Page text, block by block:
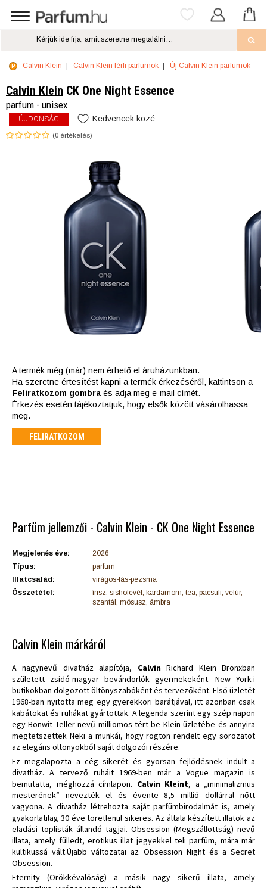
Calvin Klein Calvin Klein férfi parfümök Új Calvin Klein parfümök
Calvin Klein CK One Night Essence
parfum - unisex
ÚJDONSÁG Kedvencek közé
(0 értékelés)
A termék még (már) nem érhető el áruházunkban.
Ha szeretne értesítést kapni a termék érkezéséről, kattintson a
Feliratkozom gombra és adja meg e-mail címét.
Érkezés esetén tájékoztatjuk, hogy elsők között vásárolhassa
meg.
FELIRATKOZOM
Parfüm jellemzői - Calvin Klein - CK One Night Essence
Megjelenés éve:
2026
Típus:
parfum
Illatcsalád:
virágos-fás-pézsma
Összetétel:
írisz, sisholevél, kardamom, tea, pacsuli, velúr,
szantál, mósusz, ámbra
Calvin Klein márkáról
A nagynevű divatház alapítója, CalvinRichard Klein Bronxban
született zsidó-magyar bevándorlók gyermekeként. New York-i
butikokban dolgozott öltönyszabóként és tervezőként. Első üzletét
1968-ban nyitotta meg egy gyerekkori barátjával, itt azonban csak
kabátokat és ruhákat gyártottak. A legenda szerint egy szép napon
egy Bonwit Teller nevű milliomos tért be Klein üzletébe és annyira
megtetszettek Neki a munkái, hogy rögtön rendelt egy sorozatot
az elegáns öltönyökből saját dolgozói részére.
Ez megalapozta a cég sikerét és gyorsan fejlődésnek indult a
divatház. A tervező ruháit 1969-ben már a Vogue magazin is
bemutatta, méghozzá címlapon. Calvin Kleint, a „minimalizmus
mesterének” nevezték el és évente 8,5 millió dollárral nőtt
vagyona. A divatház létrehozta saját parfümbirodalmát is, amely
gyakorlatilag 30 éve töretlenül sikeres. Az általa készített illatok az
eladási toplisták állandó tagjai. Obsession (Megszállottság) nevű
illata, amely fülledt, erotikus illat jegyekkel teli parfüm, mára már
kultikussá vált.Újabb változatai az Obsession Night és a Secret
Obsession.
Eternity (Örökkévalóság) a másik nagy sikerű illata, amely